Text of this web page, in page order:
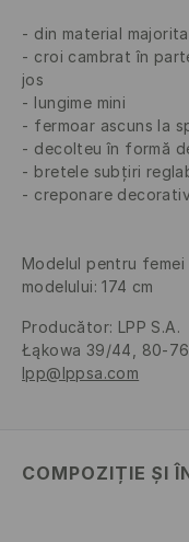
din material
croi cambrat în
jos
lungime mini
fermoar ascuns la
decolteu în formă
bretele subțiri
creponare
Modelul pentru femei
modelului: 174 cm
Producător: LPP S.A.
Łąkowa 39/44, 80-
lpp@lppsa.com
COMPOZIȚIE ȘI